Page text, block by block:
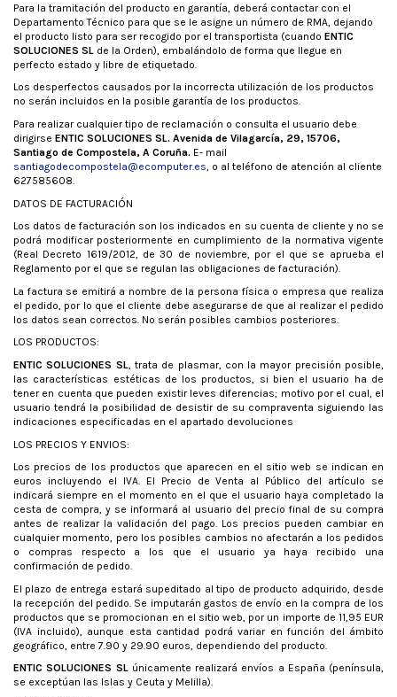
Para la tramitación del producto en garantía, deberá contactar con el
Departamento Técnico para que se le asigne un número de RMA, dejando
el producto listo para ser recogido por el transportista (cuando ENTIC
SOLUCIONES SL de la Orden), embalándolo de forma que llegue en
perfecto estado y libre de etiquetado.
Los desperfectos causados por la incorrecta utilización de los productos
no serán incluidos en la posible garantía de los productos.
Para realizar cualquier tipo de reclamación o consulta el usuario debe
dirigirse ENTIC SOLUCIONES SL. Avenida de Vilagarcía, 29, 15706,
Santiago de Compostela, A Coruña. E- mail
santiagodecompostela@ecomputer.es, o al teléfono de atención al cliente
627585608.
DATOS DE FACTURACIÓN
Los datos de facturación son los indicados en su cuenta de cliente y no se
podrá modificar posteriormente en cumplimiento de la normativa vigente
(Real Decreto 1619/2012, de 30 de noviembre, por el que se aprueba el
Reglamento por el que se regulan las obligaciones de facturación).
La factura se emitirá a nombre de la persona física o empresa que realiza
el pedido, por lo que el cliente debe asegurarse de que al realizar el pedido
los datos sean correctos. No serán posibles cambios posteriores.
LOS PRODUCTOS:
ENTIC SOLUCIONES SL, trata de plasmar, con la mayor precisión posible,
las características estéticas de los productos, si bien el usuario ha de
tener en cuenta que pueden existir leves diferencias; motivo por el cual, el
usuario tendrá la posibilidad de desistir de su compraventa siguiendo las
indicaciones especificadas en el apartado devoluciones
LOS PRECIOS Y ENVIOS:
Los precios de los productos que aparecen en el sitio web se indican en
euros incluyendo el IVA. El Precio de Venta al Público del artículo se
indicará siempre en el momento en el que el usuario haya completado la
cesta de compra, y se informará al usuario del precio final de su compra
antes de realizar la validación del pago. Los precios pueden cambiar en
cualquier momento, pero los posibles cambios no afectarán a los pedidos
o compras respecto a los que el usuario ya haya recibido una
confirmación de pedido.
El plazo de entrega estará supeditado al tipo de producto adquirido, desde
la recepción del pedido. Se imputarán gastos de envío en la compra de los
productos que se promocionan en el sitio web, por un importe de 11,95 EUR
(IVA incluido), aunque esta cantidad podrá variar en función del ámbito
geográfico, entre 7.90 y 29.90 euros, dependiendo del producto.
ENTIC SOLUCIONES SLúnicamente realizará envíos a España (península,
se exceptúan las Islas y Ceuta y Melilla).